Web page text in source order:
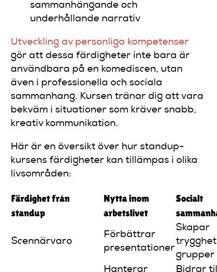
sammanhängande och
underhållande narrativ
Utveckling av personliga kompetenser
gör att dessa färdigheter inte bara är
användbara på en komediscen, utan
även i professionella och sociala
sammanhang. Kursen tränar dig att vara
bekväm i situationer som kräver snabb,
kreativ kommunikation.
Här är en översikt över hur standup-
kursens färdigheter kan tillämpas i olika
livsområden:
Färdighet från
standup
Nytta inom
arbetslivet
Socialt
Scennärvaro
Förbättrar
presentationer
Skapar
grupper
Hanterar
Bidrar